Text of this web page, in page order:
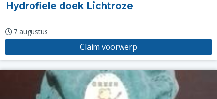
Hydrofiele doek Lichtroze
7 augustus
Claim voorwerp